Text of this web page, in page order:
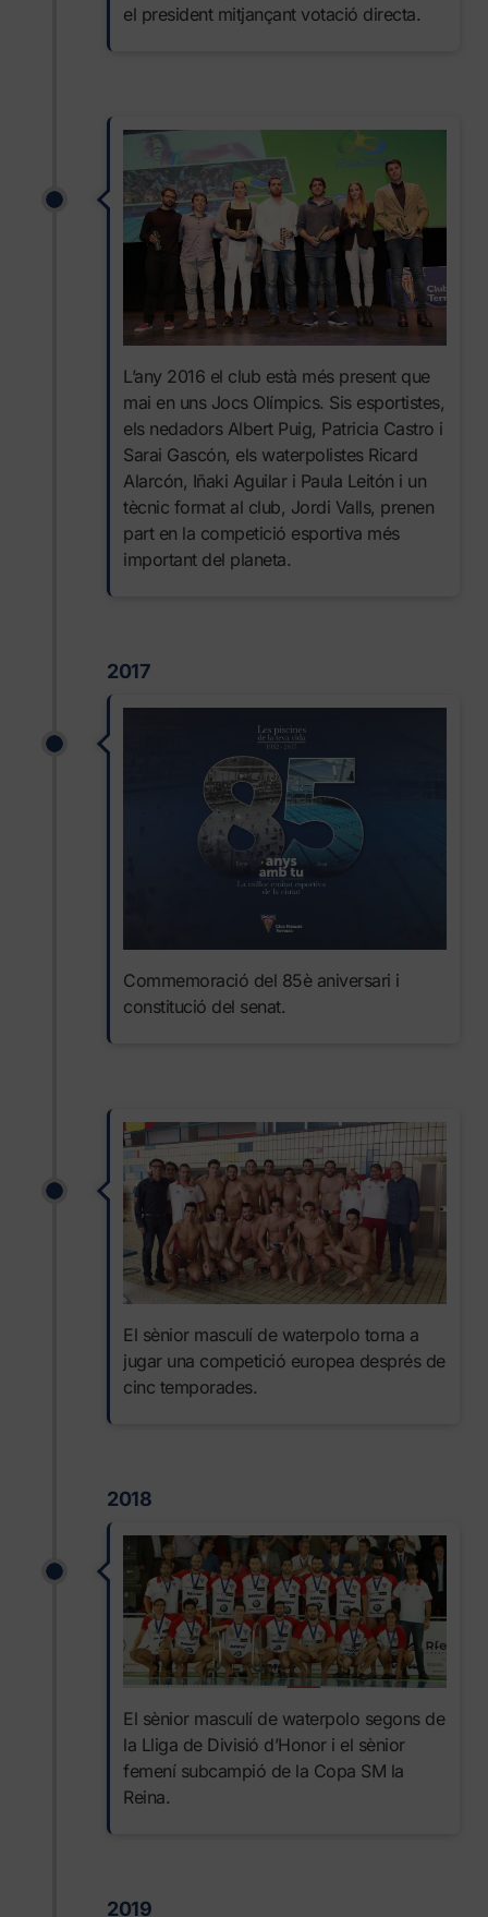
el president mitjançant votació directa.
L’any 2016 el club està més present que
mai en uns Jocs Olímpics. Sis esportistes,
els nedadors Albert Puig, Patricia Castro i
Sarai Gascón, els waterpolistes Ricard
Alarcón, Iñaki Aguilar i Paula Leitón i un
tècnic format al club, Jordi Valls, prenen
part en la competició esportiva més
important del planeta.
2017
Commemoració del 85è aniversari i
constitució del senat.
El sènior masculí de waterpolo torna a
jugar una competició europea després de
cinc temporades.
2018
El sènior masculí de waterpolo segons de
la Lliga de Divisió d’Honor i el sènior
femení subcampió de la Copa SM la
Reina.
2019